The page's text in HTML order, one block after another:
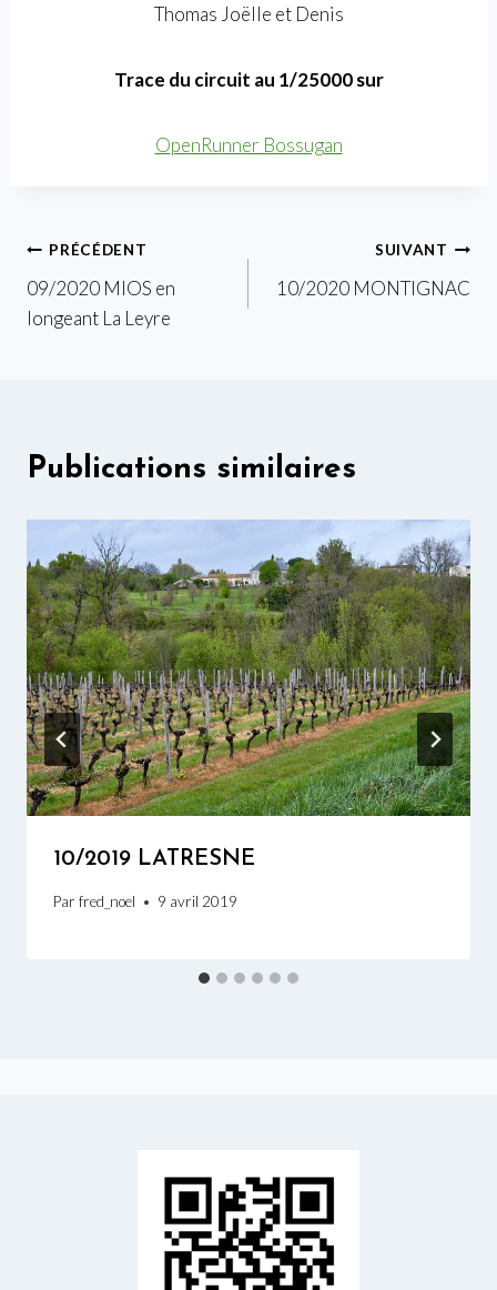
Thomas Joëlle et Denis
Trace du circuit au 1/25000 sur
OpenRunner Bossugan
Navigation
de
PRÉCÉDENT
09/2020 MIOS en
longeant La Leyre
SUIVANT
10/2020 MONTIGNAC
Publications similaires
10/2019 LATRESNE
Par fred_noel 9 avril 2019